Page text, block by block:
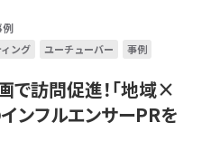
例
ング ユーチューバー 事例
で訪問促進！「地域×
ンフルエンサーPRを